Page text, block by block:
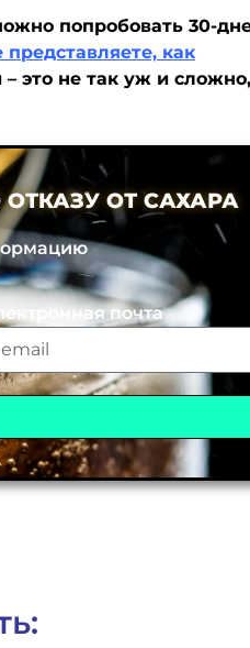
попробовать 30-
как
это не так уж и сложно,
ОТ САХАРА
почта